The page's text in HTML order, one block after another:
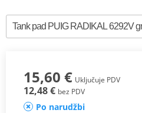
15,60 € Uključuje PDV
12,48 € bez PDV
Po narudžbi